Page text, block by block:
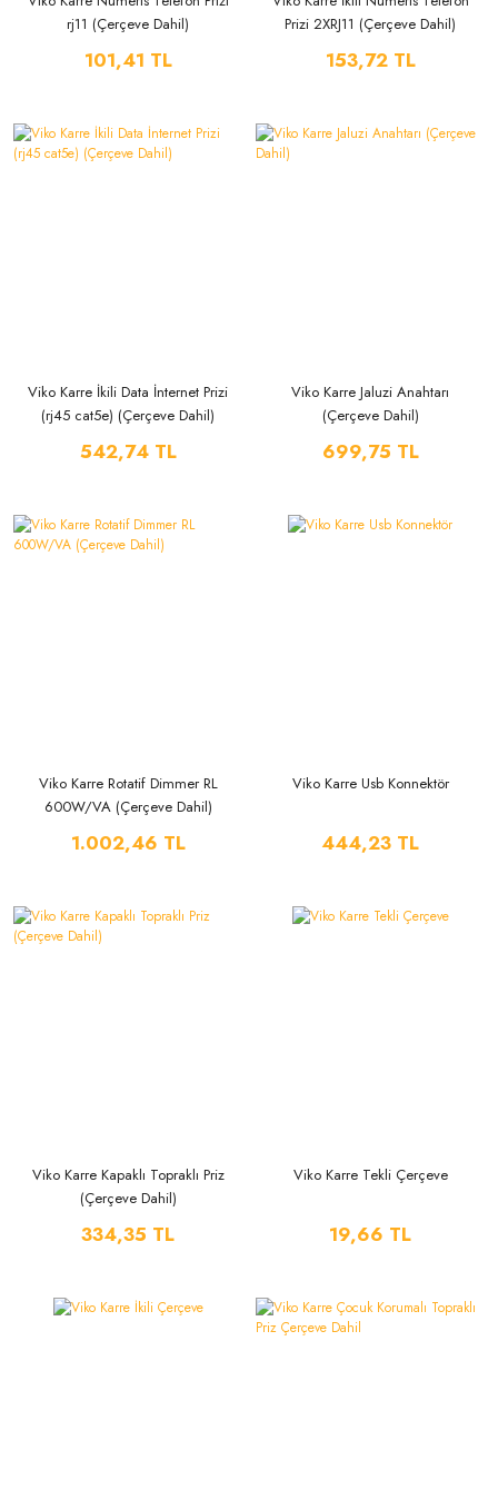
rj11 (Çerçeve Dahil)
101,41 TL
Prizi 2XRJ11 (Çerçeve Dahil)
153,72 TL
Viko Karre İkili Data İnternet Prizi
(rj45 cat5e) (Çerçeve Dahil)
542,74 TL
Viko Karre Jaluzi Anahtarı
(Çerçeve Dahil)
699,75 TL
Viko Karre Rotatif Dimmer RL
600W/VA (Çerçeve Dahil)
1.002,46 TL
Viko Karre Usb Konnektör
444,23 TL
Viko Karre Kapaklı Topraklı Priz
(Çerçeve Dahil)
334,35 TL
Viko Karre Tekli Çerçeve
19,66 TL